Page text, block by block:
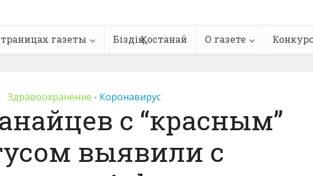
газеты Біздің Қостанай О газете
Здравоохранение • Коронавирус
с “красным”
выявили с